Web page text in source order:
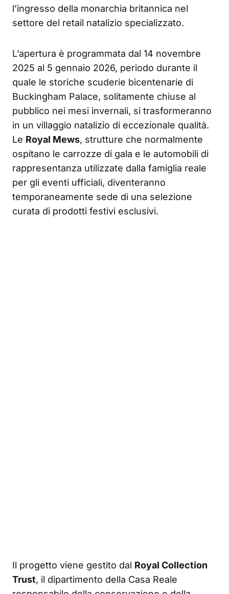
l’ingresso della monarchia britannica nel
settore del retail natalizio specializzato.
L’apertura è programmata dal 14 novembre
2025 al 5 gennaio 2026, periodo durante il
quale le storiche scuderie bicentenarie di
Buckingham Palace, solitamente chiuse al
pubblico nei mesi invernali, si trasformeranno
in un villaggio natalizio di eccezionale qualità.
Le Royal Mews, strutture che normalmente
ospitano le carrozze di gala e le automobili di
rappresentanza utilizzate dalla famiglia reale
per gli eventi ufficiali, diventeranno
temporaneamente sede di una selezione
curata di prodotti festivi esclusivi.
Il progetto viene gestito dal Royal Collection
Trust, il dipartimento della Casa Reale